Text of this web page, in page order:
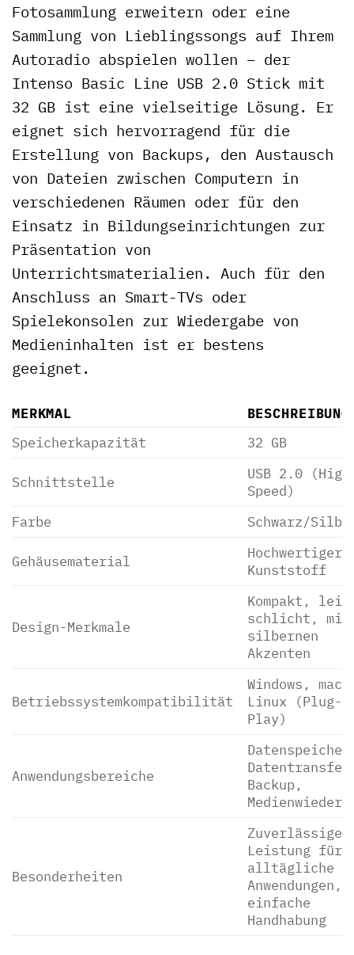
Fotosammlung erweitern oder eine
Sammlung von Lieblingssongs auf Ihrem
Autoradio abspielen wollen – der
Intenso Basic Line USB 2.0 Stick mit
32 GB ist eine vielseitige Lösung. Er
eignet sich hervorragend für die
Erstellung von Backups, den Austausch
von Dateien zwischen Computern in
verschiedenen Räumen oder für den
Einsatz in Bildungseinrichtungen zur
Präsentation von
Unterrichtsmaterialien. Auch für den
Anschluss an Smart-TVs oder
Spielekonsolen zur Wiedergabe von
Medieninhalten ist er bestens
geeignet.
MERKMAL
BESCHREIBUNG
Speicherkapazität
32 GB
Schnittstelle
USB 2.0
Speed)
Farbe
Schwarz/
Gehäusematerial
Hochwertiger
Kunststoff
Design-Merkmale
Kompakt,
schlicht, mit
silbernen
Akzenten
Betriebssystemkompatibilität
Windows,
Linux (Plug-
Play)
Anwendungsbereiche
Backup,
Besonderheiten
Zuverlässige
Leistung für
alltägliche
Anwendungen,
einfache
Handhabung